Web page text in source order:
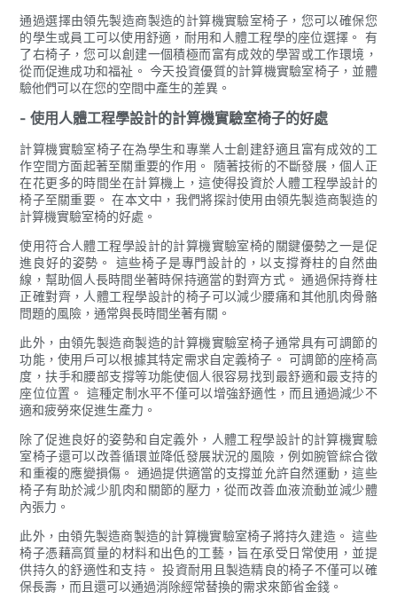
通過選擇由領先製造商製造的計算機實驗室椅子，您可以確保您
的學生或員工可以使用舒適，耐用和人體工程學的座位選擇。 有
了右椅子，您可以創建一個積極而富有成效的學習或工作環境，
從而促進成功和福祉。 今天投資優質的計算機實驗室椅子，並體
驗他們可以在您的空間中產生的差異。
- 使用人體工程學設計的計算機實驗室椅子的好處
計算機實驗室椅子在為學生和專業人士創建舒適且富有成效的工
作空間方面起著至關重要的作用。 隨著技術的不斷發展，個人正
在花更多的時間坐在計算機上，這使得投資於人體工程學設計的
椅子至關重要。 在本文中，我們將探討使用由領先製造商製造的
計算機實驗室椅的好處。
使用符合人體工程學設計的計算機實驗室椅的關鍵優勢之一是促
進良好的姿勢。 這些椅子是專門設計的，以支撐脊柱的自然曲
線，幫助個人長時間坐著時保持適當的對齊方式。 通過保持脊柱
正確對齊，人體工程學設計的椅子可以減少腰痛和其他肌肉骨骼
問題的風險，通常與長時間坐著有關。
此外，由領先製造商製造的計算機實驗室椅子通常具有可調節的
功能，使用戶可以根據其特定需求自定義椅子。 可調節的座椅高
度，扶手和腰部支撐等功能使個人很容易找到最舒適和最支持的
座位位置。 這種定制水平不僅可以增強舒適性，而且通過減少不
適和疲勞來促進生產力。
除了促進良好的姿勢和自定義外，人體工程學設計的計算機實驗
室椅子還可以改善循環並降低發展狀況的風險，例如腕管綜合徵
和重複的應變損傷。 通過提供適當的支撐並允許自然運動，這些
椅子有助於減少肌肉和關節的壓力，從而改善血液流動並減少體
內張力。
此外，由領先製造商製造的計算機實驗室椅子將持久建造。 這些
椅子憑藉高質量的材料和出色的工藝，旨在承受日常使用，並提
供持久的舒適性和支持。 投資耐用且製造精良的椅子不僅可以確
保長壽，而且還可以通過消除經常替換的需求來節省金錢。